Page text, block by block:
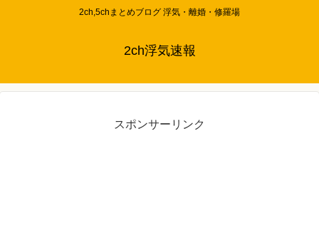
2ch,5chまとめブログ 浮気・離婚・修羅場
2ch浮気速報
スポンサーリンク